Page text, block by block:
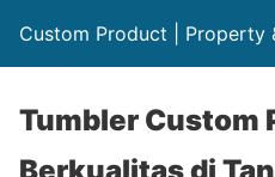
Custom Product | Property
Tumbler Custom